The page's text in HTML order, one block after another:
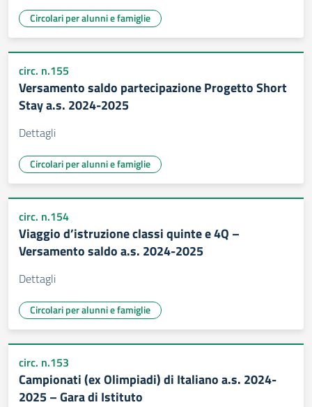
Circolari per alunni e famiglie
circ. n.155
Versamento saldo partecipazione Progetto Short
Stay a.s. 2024-2025
Dettagli
Circolari per alunni e famiglie
circ. n.154
Viaggio d’istruzione classi quinte e 4Q –
Versamento saldo a.s. 2024-2025
Dettagli
Circolari per alunni e famiglie
circ. n.153
Campionati (ex Olimpiadi) di Italiano a.s. 2024-
2025 – Gara di Istituto